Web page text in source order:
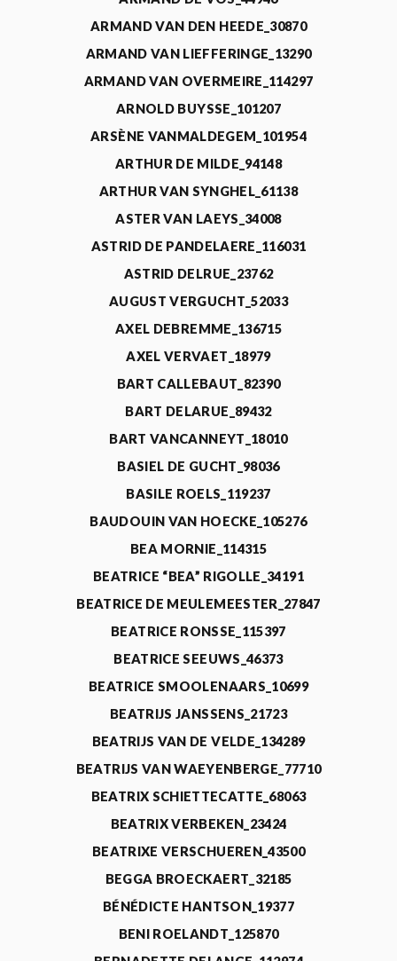
ARMAND VAN DEN HEEDE_30870
ARMAND VAN LIEFFERINGE_13290
ARMAND VAN OVERMEIRE_114297
ARNOLD BUYSSE_101207
ARSÈNE VANMALDEGEM_101954
ARTHUR DE MILDE_94148
ARTHUR VAN SYNGHEL_61138
ASTER VAN LAEYS_34008
ASTRID DE PANDELAERE_116031
ASTRID DELRUE_23762
AUGUST VERGUCHT_52033
AXEL DEBREMME_136715
AXEL VERVAET_18979
BART CALLEBAUT_82390
BART DELARUE_89432
BART VANCANNEYT_18010
BASIEL DE GUCHT_98036
BASILE ROELS_119237
BAUDOUIN VAN HOECKE_105276
BEA MORNIE_114315
BEATRICE “BEA” RIGOLLE_34191
BEATRICE DE MEULEMEESTER_27847
BEATRICE RONSSE_115397
BEATRICE SEEUWS_46373
BEATRICE SMOOLENAARS_10699
BEATRIJS JANSSENS_21723
BEATRIJS VAN DE VELDE_134289
BEATRIJS VAN WAEYENBERGE_77710
BEATRIX SCHIETTECATTE_68063
BEATRIX VERBEKEN_23424
BEATRIXE VERSCHUEREN_43500
BEGGA BROECKAERT_32185
BÉNÉDICTE HANTSON_19377
BENI ROELANDT_125870